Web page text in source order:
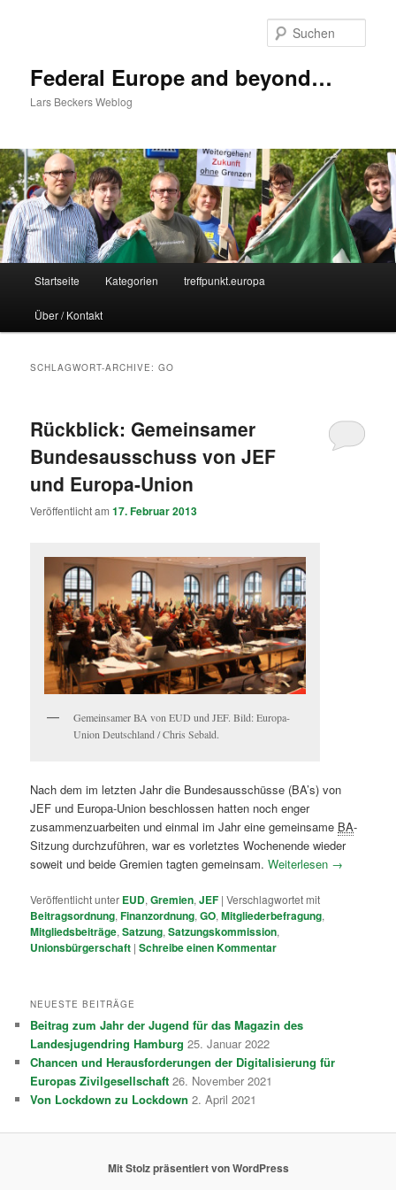
Federal Europe and beyond…
Lars Beckers Weblog
Startseite Kategorien treffpunkt.europa
Über / Kontakt
SCHLAGWORT-ARCHIVE:GO
Rückblick: Gemeinsamer
Bundesausschuss von JEF
und Europa-Union
Veröffentlicht am17. Februar 2013
Gemeinsamer BA von EUD und JEF. Bild: Europa-
Union Deutschland / Chris Sebald.
Nach dem im letzten Jahr die Bundesausschüsse (BA’s) von
JEF und Europa-Union beschlossen hatten noch enger
zusammenzuarbeiten und einmal im Jahr eine gemeinsame BA-
Sitzung durchzuführen, war es vorletztes Wochenende wieder
soweit und beide Gremien tagten gemeinsam.Weiterlesen →
Veröffentlicht unter EUD,Gremien,JEF |Verschlagwortet mit
Beitragsordnung,Finanzordnung,GO,Mitgliederbefragung,
Mitgliedsbeiträge,Satzung,Satzungskommission,
Unionsbürgerschaft |Schreibe einen Kommentar
NEUESTE BEITRÄGE
Beitrag zum Jahr der Jugend für das Magazin des
Landesjugendring Hamburg 25. Januar 2022
Chancen und Herausforderungen der Digitalisierung für
Europas Zivilgesellschaft 26. November 2021
Von Lockdown zu Lockdown 2. April 2021
Mit Stolz präsentiert von WordPress